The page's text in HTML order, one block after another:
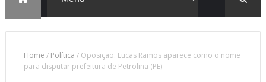
Home / Política / Oposição: Lucas Ramos aparece como o nome
para disputar prefeitura de Petrolina (PE)